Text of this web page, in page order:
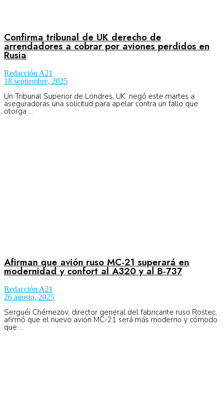
Confirma tribunal de UK derecho de
arrendadores a cobrar por aviones perdidos en
Rusia
Redacción A21
18 septiembre, 2025
Un Tribunal Superior de Londres, UK, negó este martes a
aseguradoras una solicitud para apelar contra un fallo que
otorga ...
Afirman que avión ruso MC-21 superará en
modernidad y confort al A320 y al B-737
Redacción A21
26 agosto, 2025
Serguéi Chémezov, director general del fabricante ruso Rostec,
afirmó que el nuevo avión MC-21 será más moderno y cómodo
que ...